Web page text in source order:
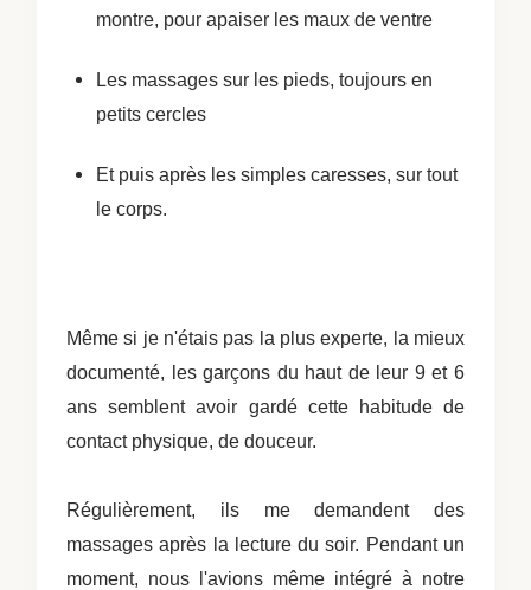
montre, pour apaiser les maux de ventre
Les massages sur les pieds, toujours en
petits cercles
Et puis après les simples caresses, sur tout
le corps.
Même si je n'étais pas la plus experte, la mieux
documenté, les garçons du haut de leur 9 et 6
ans semblent avoir gardé cette habitude de
contact physique, de douceur.
Régulièrement, ils me demandent des
massages après la lecture du soir. Pendant un
moment, nous l'avions même intégré à notre